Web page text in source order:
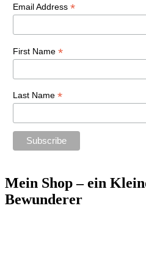
Email Address *
First Name *
Last Name *
Mein Shop – ein
Bewunderer